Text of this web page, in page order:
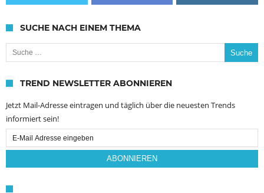
SUCHE NACH EINEM THEMA
Suche nach:
TREND NEWSLETTER ABONNIEREN
Jetzt Mail-Adresse eintragen und täglich über die neuesten Trends
informiert sein!
Email
Subscription
ABONNIEREN